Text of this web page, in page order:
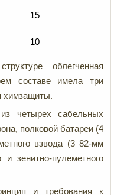
15
10
облегченная
составе имела три
химзащиты.
четырех сабельных
полковой батареи (4
взвода (3 82-мм
и зенитно-пулеметного
и требования к